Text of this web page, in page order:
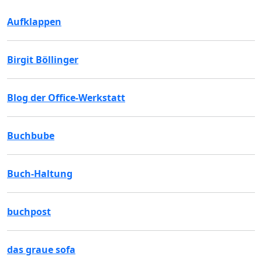
Aufklappen
Birgit Böllinger
Blog der Office-Werkstatt
Buchbube
Buch-Haltung
buchpost
das graue sofa